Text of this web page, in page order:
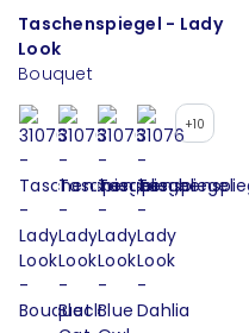
Taschenspiegel - Lady
Look
Bouquet
+10